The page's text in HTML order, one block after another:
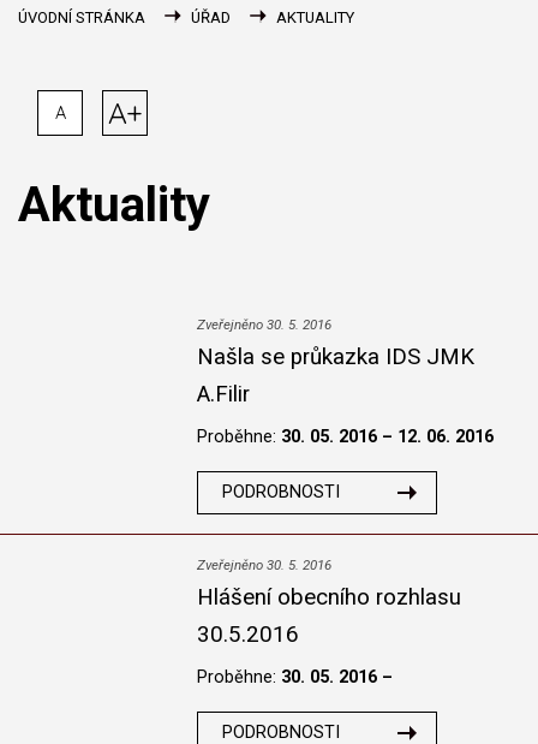
ÚVODNÍ STRÁNKA ÚŘAD AKTUALITY
A A+
Aktuality
Zveřejněno 30. 5. 2016
Našla se průkazka IDS JMK
A.Filir
Proběhne: 30. 05. 2016 – 12. 06. 2016
PODROBNOSTI
Zveřejněno 30. 5. 2016
Hlášení obecního rozhlasu
30.5.2016
Proběhne: 30. 05. 2016 –
PODROBNOSTI